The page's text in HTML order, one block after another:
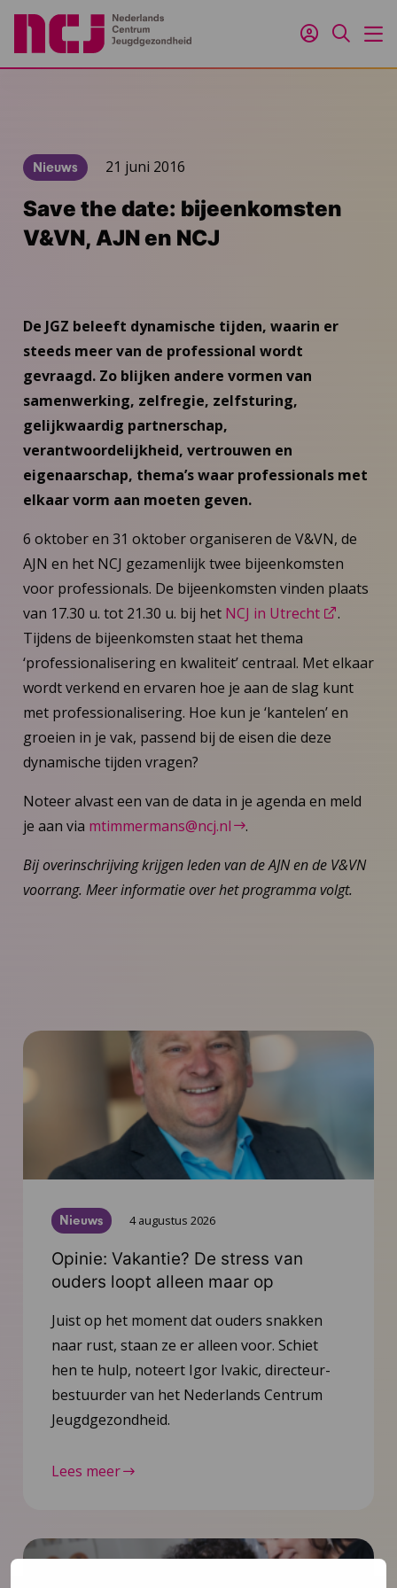
Inloggen
Zoeken
Nieuws 21 juni 2016
Save the date: bijeenkomsten
V&VN, AJN en NCJ
De JGZ beleeft dynamische tijden, waarin er
steeds meer van de professional wordt
gevraagd. Zo blijken andere vormen van
samenwerking, zelfregie, zelfsturing,
gelijkwaardig partnerschap,
verantwoordelijkheid, vertrouwen en
eigenaarschap, thema’s waar professionals met
elkaar vorm aan moeten geven.
6 oktober en 31 oktober organiseren de V&VN, de
AJN en het NCJ gezamenlijk twee bijeenkomsten
voor professionals. De bijeenkomsten vinden plaats
van 17.30 u. tot 21.30 u. bij het NCJ in Utrecht
.
Tijdens de bijeenkomsten staat het thema
‘professionalisering en kwaliteit’ centraal. Met elkaar
wordt verkend en ervaren hoe je aan de slag kunt
met professionalisering. Hoe kun je ‘kantelen’ en
groeien in je vak, passend bij de eisen die deze
dynamische tijden vragen?
Noteer alvast een van de data in je agenda en meld
je aan via mtimmermans@ncj.nl
.
Bij overinschrijving krijgen leden van de AJN en de V&VN
voorrang. Meer informatie over het programma volgt.
Nieuws 4 augustus 2026
Opinie: Vakantie? De stress van
ouders loopt alleen maar op
Juist op het moment dat ouders snakken
naar rust, staan ze er alleen voor. Schiet
hen te hulp, noteert Igor Ivakic, directeur-
bestuurder van het Nederlands Centrum
Jeugdgezondheid.
Lees meer